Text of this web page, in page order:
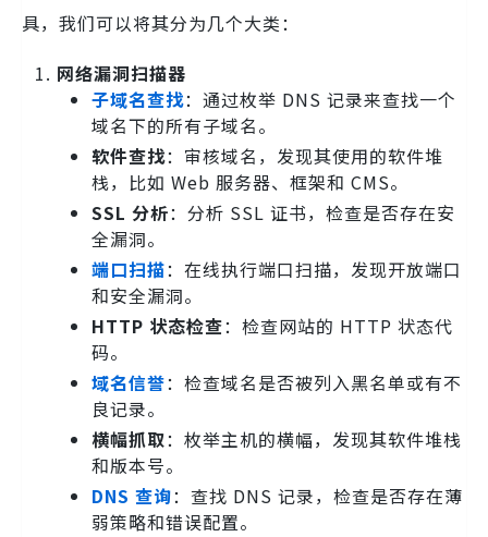
具，我们可以将其分为几个大类：
网络漏洞扫描器
子域名查找：通过枚举 DNS 记录来查找一个
域名下的所有子域名。
软件查找：审核域名，发现其使用的软件堆
栈，比如 Web 服务器、框架和 CMS。
SSL 分析：分析 SSL 证书，检查是否存在安
全漏洞。
端口扫描：在线执行端口扫描，发现开放端口
和安全漏洞。
HTTP 状态检查：检查网站的 HTTP 状态代
码。
域名信誉：检查域名是否被列入黑名单或有不
良记录。
横幅抓取：枚举主机的横幅，发现其软件堆栈
和版本号。
DNS 查询：查找 DNS 记录，检查是否存在薄
弱策略和错误配置。